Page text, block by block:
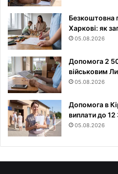
Безкоштовна
Харкові: як
05.08.2026
Допомога 2
військовим
05.08.2026
Допомога в
виплати до 12
05.08.2026